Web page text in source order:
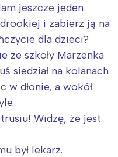
jeszcze jeden
i zabierz ją na
dla dzieci?
ze szkoły Marzenka
siedział na kolanach
w dłonie, a wokół
Widzę, że jest
był lekarz.